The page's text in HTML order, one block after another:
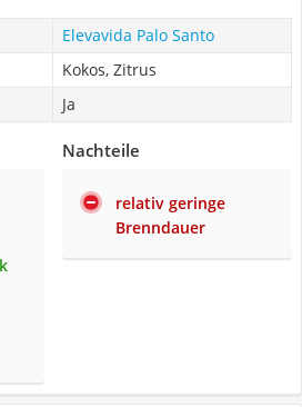
Elevavida Palo Santo
Kokos, Zitrus
Ja
Nachteile
relativ geringe
Brenndauer